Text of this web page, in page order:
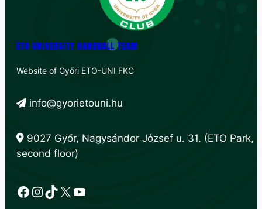
ETO UNIVERSITY HANDBALL TEAM
Website of Győri ETO-UNI FKC
info@gyorietouni.hu
9027 Győr, Nagysándor József u. 31. (ETO Park,
second floor)
Facebook
Instagram
TikTok
X YouTube